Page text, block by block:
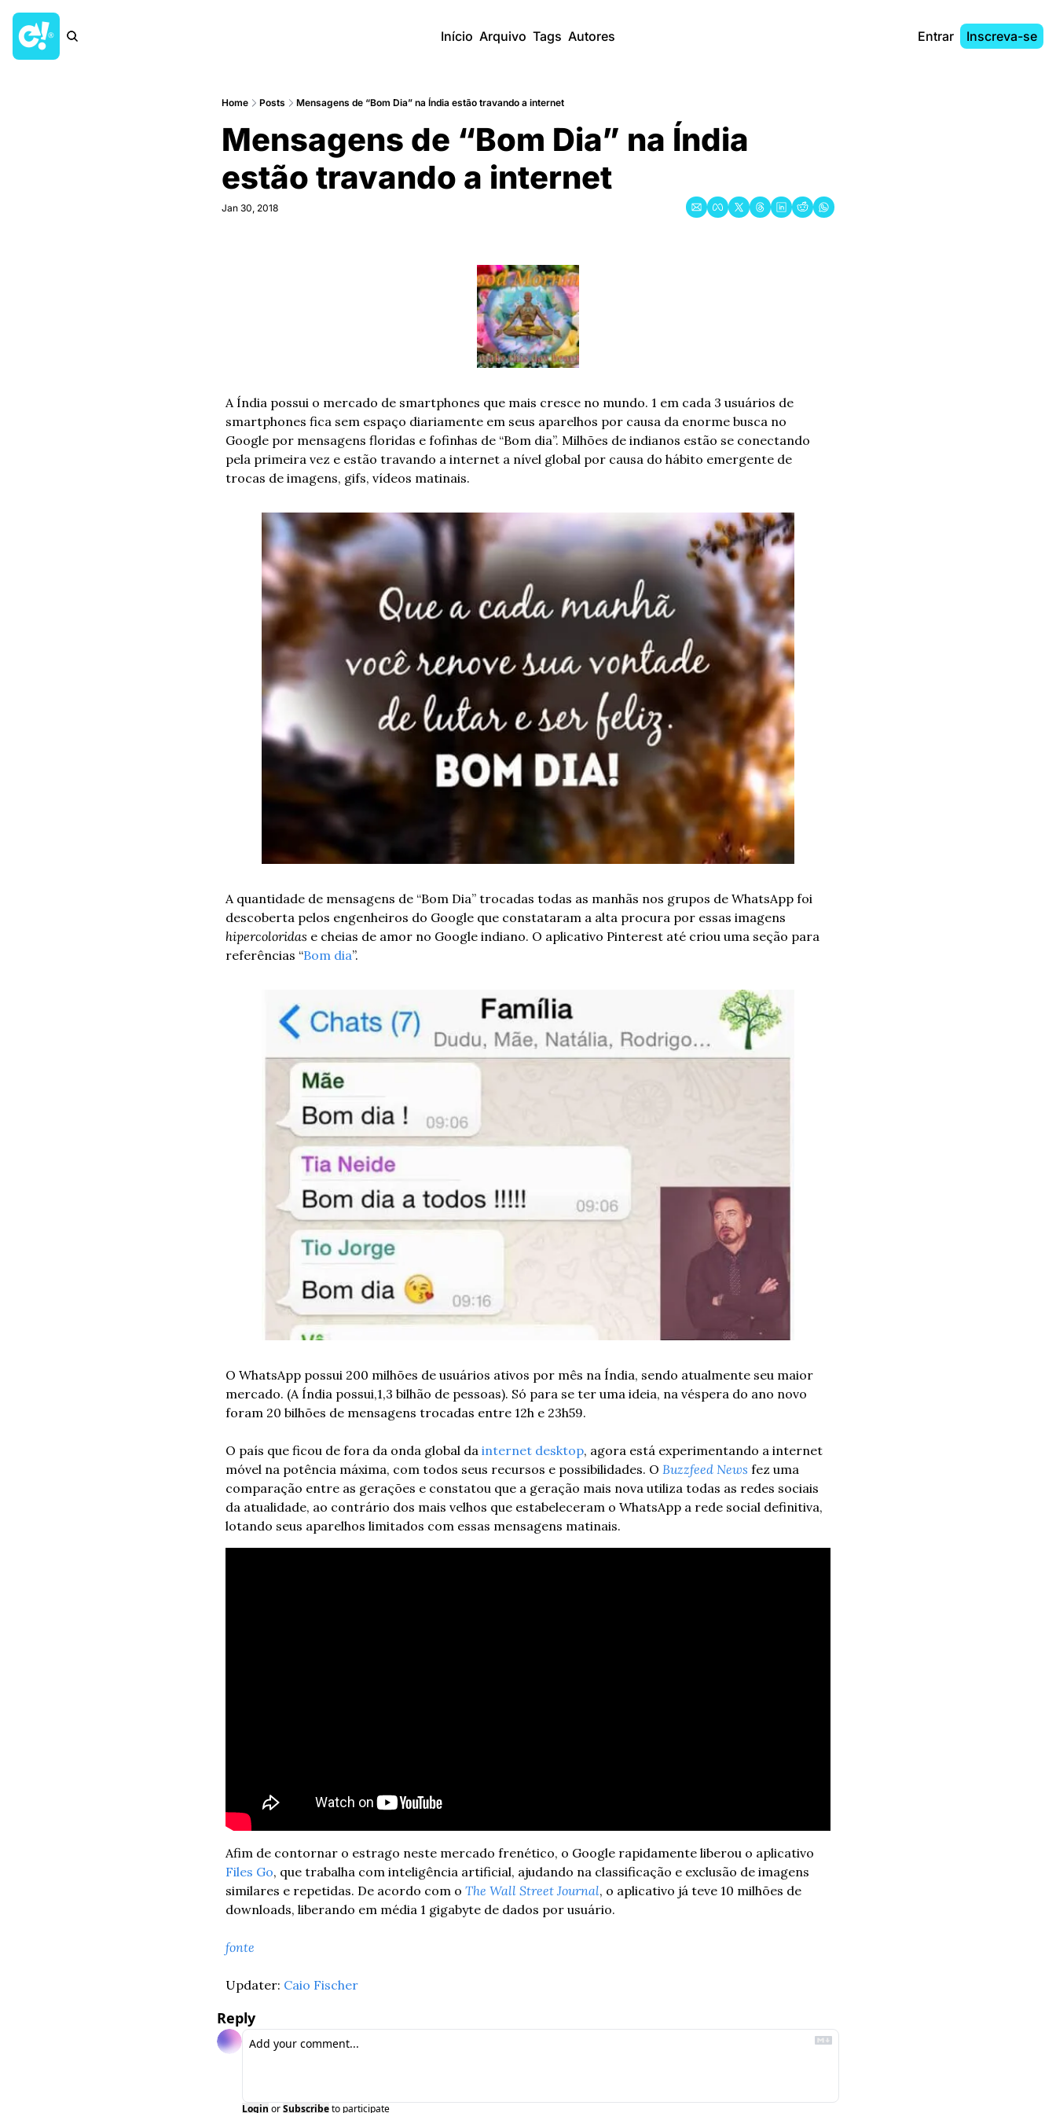
Início Arquivo Tags Autores Entrar Inscreva-se
Home Posts Mensagens de “Bom Dia” na Índia estão travando a internet
Mensagens de “Bom Dia” na Índia
estão travando a internet
Jan 30, 2018
A Índia possui o mercado de smartphones que mais cresce no mundo. 1 em cada 3 usuários de
smartphones fica sem espaço diariamente em seus aparelhos por causa da enorme busca no
Google por mensagens floridas e fofinhas de “Bom dia”. Milhões de indianos estão se conectando
pela primeira vez e estão travando a internet a nível global por causa do hábito emergente de
trocas de imagens, gifs, vídeos matinais.
A quantidade de mensagens de “Bom Dia” trocadas todas as manhãs nos grupos de WhatsApp foi
hipercoloridas e cheias de amor no Google indiano. O aplicativo Pinterest até criou uma seção para
referências “Bom dia”.
O WhatsApp possui 200 milhões de usuários ativos por mês na Índia, sendo atualmente seu maior
mercado. (A Índia possui,1,3 bilhão de pessoas). Só para se ter uma ideia, na véspera do ano novo
foram 20 bilhões de mensagens trocadas entre 12h e 23h59.
O país que ficou de fora da onda global da internet desktop, agora está experimentando a internet
móvel na potência máxima, com todos seus recursos e possibilidades. O Buzzfeed News fez uma
comparação entre as gerações e constatou que a geração mais nova utiliza todas as redes sociais
da atualidade, ao contrário dos mais velhos que estabeleceram o WhatsApp a rede social definitiva,
lotando seus aparelhos limitados com essas mensagens matinais.
Files Go, que trabalha com inteligência artificial, ajudando na classificação e exclusão de imagens
similares e repetidas. De acordo com o The Wall Street Journal, o aplicativo já teve 10 milhões de
downloads, liberando em média 1 gigabyte de dados por usuário.
fonte
Updater: Caio Fischer
Reply
Login orSubscribeto participate